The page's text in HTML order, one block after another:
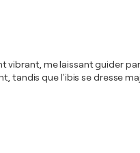
me laissant guider
tandis que l'ibis se dresse